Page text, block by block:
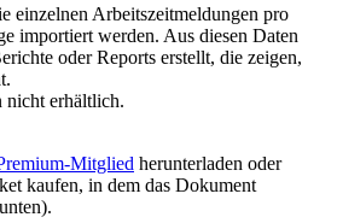
einzelnen Arbeitszeitmeldungen pro
importiert werden. Aus diesen Daten
oder Reports erstellt, die zeigen,
nicht erhältlich.
Mitglied herunterladen oder
kaufen, in dem das Dokument